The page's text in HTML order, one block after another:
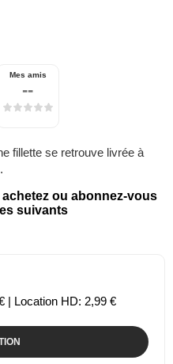
Mes amis
--
fillette se retrouve livrée à
ou abonnez-vous
suivants
| Location HD: 2,99 €